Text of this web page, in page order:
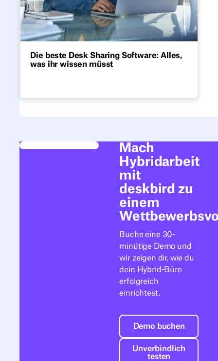
Die beste Desk Sharing Software: Alles,
was ihr wissen müsst
Nutzung von Schreibtischen. Wähle die
Mach
Hybridarbeit
mit
deskbird zu
einem
Buche eine 30-
minütige Demo und
wir zeigen dir, wie du
dein Hybrid-Büro
erfolgreich
einrichtest.
Demo buchen
Demo buchen
Unverbindlich
Unverbindlich
testen